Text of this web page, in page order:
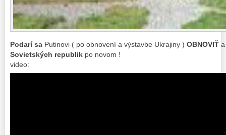
Podarí sa Putinovi ( po obnovení a výstavbe Ukrajiny ) OBNOVIŤ
Sovietských republik po novom !
video: